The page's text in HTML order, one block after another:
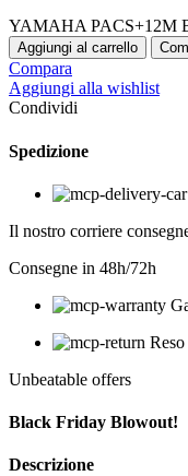
YAMAHA PACS+12M
Aggiungi al carrello
Compara
Aggiungi alla wishlist
Condividi
Spedizione
Il nostro corriere
Consegne in 48h/72h
Unbeatable offers
Black Friday Blowout!
Descrizione